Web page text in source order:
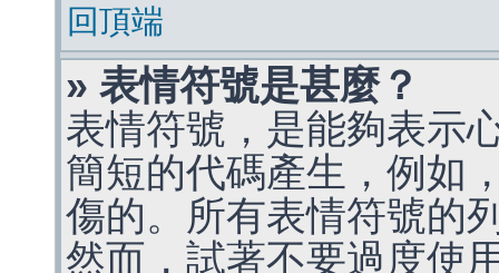
回頂端
» 表情符號是甚麼？
表情符號，是能夠表示
簡短的代碼產生，例如
傷的。所有表情符號的
然而，試著不要過度使